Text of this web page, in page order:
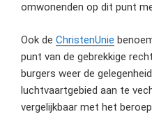
omwonenden op dit punt
Ook de ChristenUnie
punt van de gebrekkige
burgers weer de
luchtvaartgebied aan te
vergelijkbaar met het